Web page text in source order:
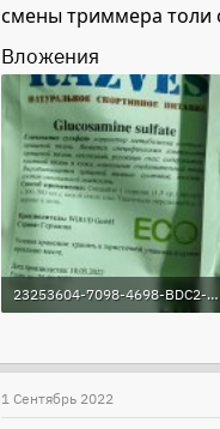
они нормально
смены триммера толи
Вложения
23253604-7098-4698-BDC2-C4E580177BA8.jpeg
1 Сентябрь 2022